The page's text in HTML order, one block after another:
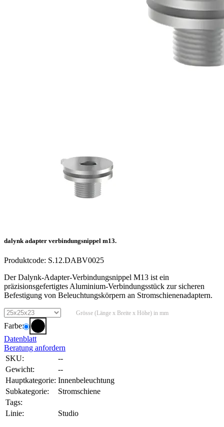
dalynk adapter verbindungsnippel m13.
Produktcode: S.12.DABV0025
Der Dalynk-Adapter-Verbindungsnippel M13 ist ein
präzisionsgefertigtes Aluminium-Verbindungsstück zur sicheren
Befestigung von Beleuchtungskörpern an Stromschienenadaptern.
Grösse (Länge x Breite x Höhe) in mm
Farbe:
Datenblatt
Beratung anfordern
SKU:
--
Gewicht:
--
Hauptkategorie: Innenbeleuchtung
Subkategorie:
Stromschiene
Tags:
Linie:
Studio